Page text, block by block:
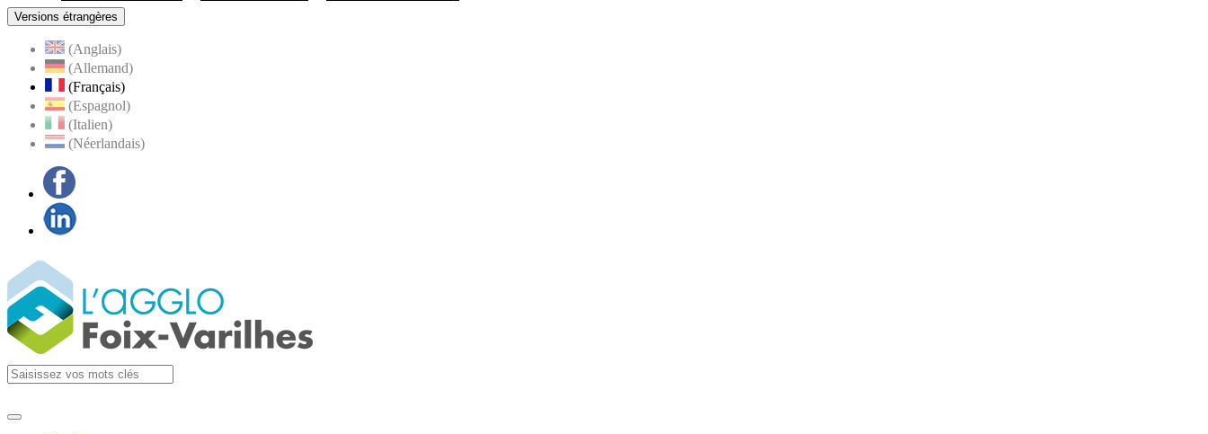
Versions étrangères
(Anglais)
(Allemand)
(Français)
(Espagnol)
(Italien)
(Néerlandais)
Agglo Foix-Varilhes